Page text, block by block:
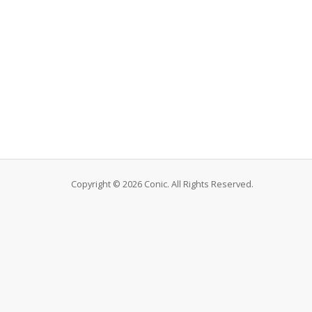
Copyright © 2026 Conic. All Rights Reserved.